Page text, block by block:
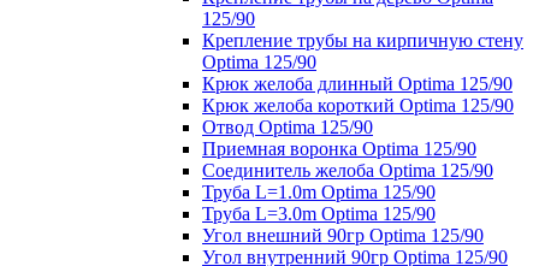
125/90
Крепление трубы на кирпичную стену
Optima 125/90
Крюк желоба длинный Optima 125/90
Крюк желоба короткий Optima 125/90
Отвод Optima 125/90
Приемная воронка Optima 125/90
Соединитель желоба Optima 125/90
Труба L=1.0m Optima 125/90
Труба L=3.0m Optima 125/90
Угол внешний 90гр Optima 125/90
Угол внутренний 90гр Optima 125/90